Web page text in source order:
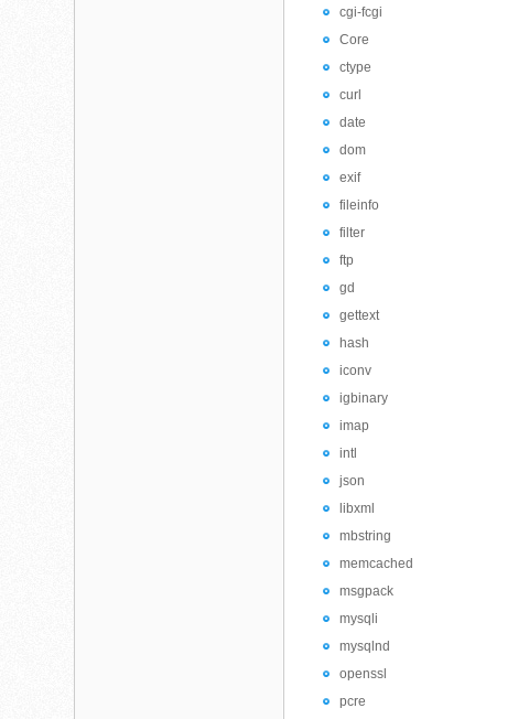
cgi-fcgi
Core
ctype
curl
date
dom
exif
fileinfo
filter
ftp
gd
gettext
hash
iconv
igbinary
imap
intl
json
libxml
mbstring
memcached
msgpack
mysqli
mysqlnd
openssl
pcre